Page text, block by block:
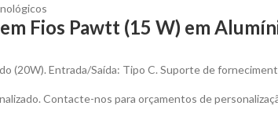
Fios Pawtt (15 W) em
(20W). Entrada/Saída: Tipo C. Suporte de
Contacte-nos para orçamentos de